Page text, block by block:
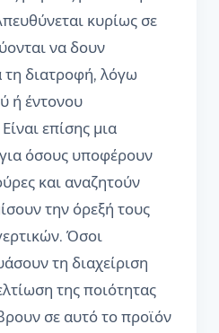
κυρίως σε
να δουν
διατροφή, λόγω
ή έντονου
επίσης μια
για όσους υποφέρουν
και αναζητούν
την όρεξή τους
Όσοι
τη διαχείριση
της ποιότητας
σε αυτό το προϊόν